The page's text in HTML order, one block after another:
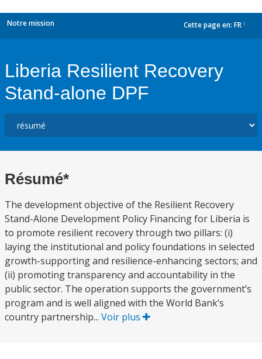
Notre mission Cette page en: FR
Liberia Resilient Recovery
Stand-alone DPF
Résumé*
The development objective of the Resilient Recovery
Stand-Alone Development Policy Financing for Liberia is
to promote resilient recovery through two pillars: (i)
laying the institutional and policy foundations in selected
growth-supporting and resilience-enhancing sectors; and
(ii) promoting transparency and accountability in the
public sector. The operation supports the government’s
program and is well aligned with the World Bank’s
country partnership... Voir plus